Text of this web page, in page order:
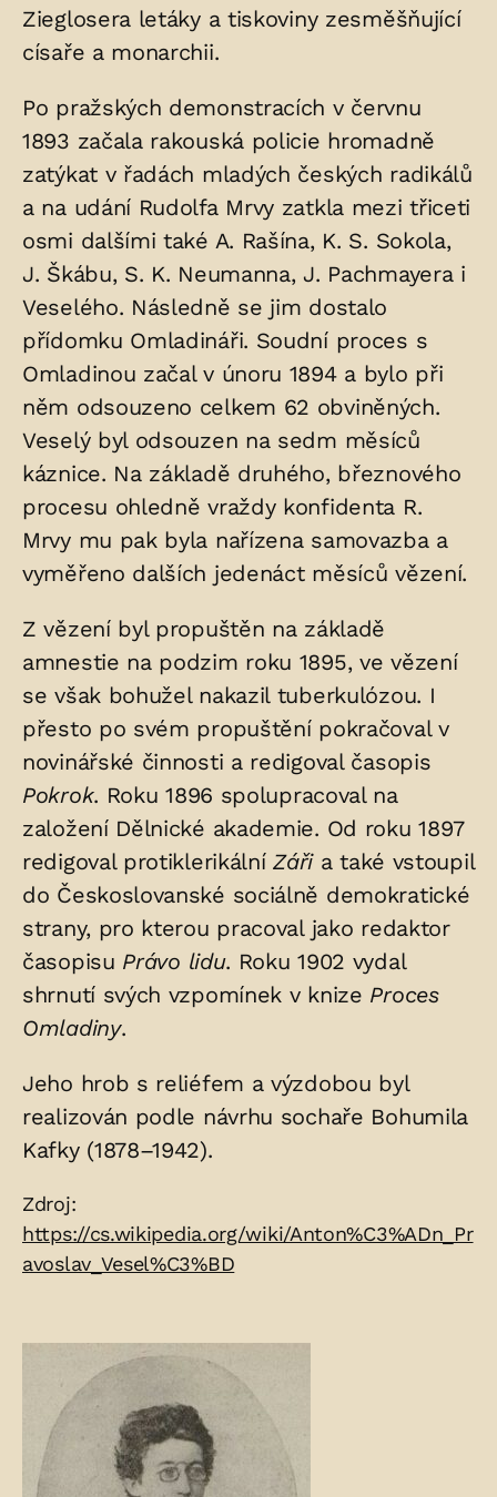
Zieglosera letáky a tiskoviny zesměšňující
císaře a monarchii.
Po pražských demonstracích v červnu
1893 začala rakouská policie hromadně
zatýkat v řadách mladých českých radikálů
a na udání Rudolfa Mrvy zatkla mezi třiceti
osmi dalšími také A. Rašína, K. S. Sokola,
J. Škábu, S. K. Neumanna, J. Pachmayera i
Veselého. Následně se jim dostalo
přídomku Omladináři. Soudní proces s
Omladinou začal v únoru 1894 a bylo při
něm odsouzeno celkem 62 obviněných.
Veselý byl odsouzen na sedm měsíců
káznice. Na základě druhého, březnového
procesu ohledně vraždy konfidenta R.
Mrvy mu pak byla nařízena samovazba a
vyměřeno dalších jedenáct měsíců vězení.
Z vězení byl propuštěn na základě
amnestie na podzim roku 1895, ve vězení
se však bohužel nakazil tuberkulózou. I
přesto po svém propuštění pokračoval v
novinářské činnosti a redigoval časopis
Pokrok. Roku 1896 spolupracoval na
založení Dělnické akademie. Od roku 1897
redigoval protiklerikálníZářia také vstoupil
do Českoslovanské sociálně demokratické
strany, pro kterou pracoval jako redaktor
časopisu Právo lidu. Roku 1902 vydal
shrnutí svých vzpomínek v knize Proces
Omladiny.
Jeho hrob s reliéfem a výzdobou byl
realizován podle návrhu sochaře Bohumila
Kafky (1878–1942).
Zdroje:
Zdroj:
https://cs.wikipedia.org/wiki/Anton%C3%ADn_Pr
avoslav_Vesel%C3%BD
Fotogalerie: